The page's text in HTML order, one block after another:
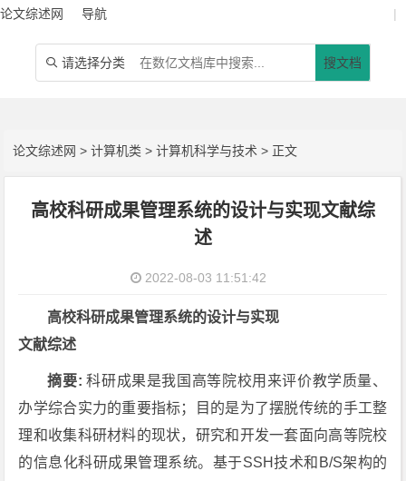
论文综述网 导航 |
 请选择分类 搜文档
论文综述网 >计算机类 >计算机科学与技术 > 正文
高校科研成果管理系统的设计与实现文献综
述
2022-08-03 11:51:42
高校科研成果管理系统的设计与实现
文献综述
摘要: 科研成果是我国高等院校用来评价教学质量、
办学综合实力的重要指标；目的是为了摆脱传统的手工整
理和收集科研材料的现状，研究和开发一套面向高等院校
的信息化科研成果管理系统。基于SSH技术和B/S架构的